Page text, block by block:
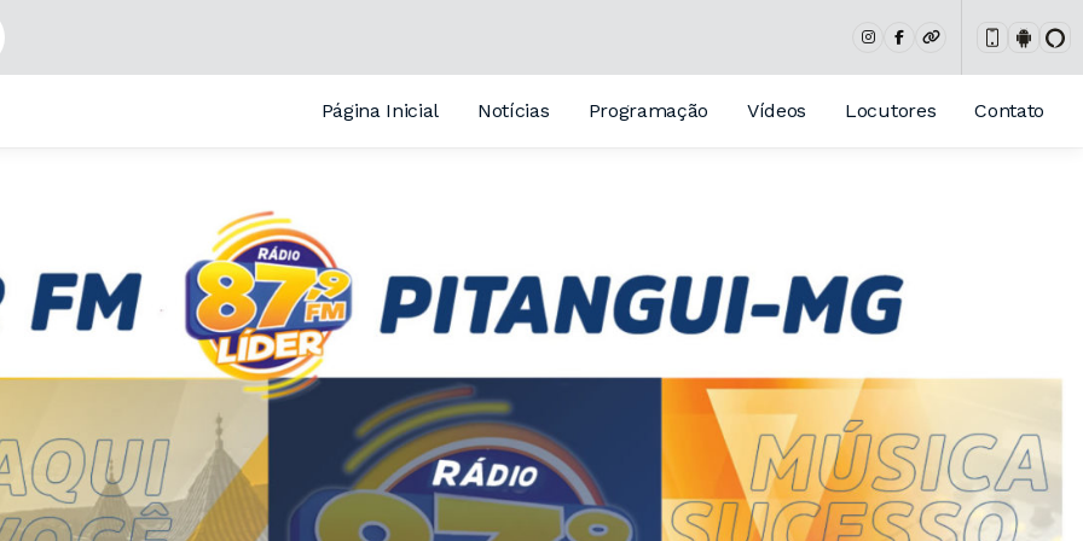
Página Inicial Notícias Programação Vídeos Locutores Contato